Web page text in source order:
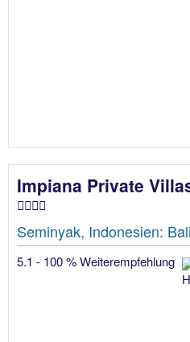
Impiana Private
Seminyak, Indonesien:
5.1 - 100 % Weiterempfehlung